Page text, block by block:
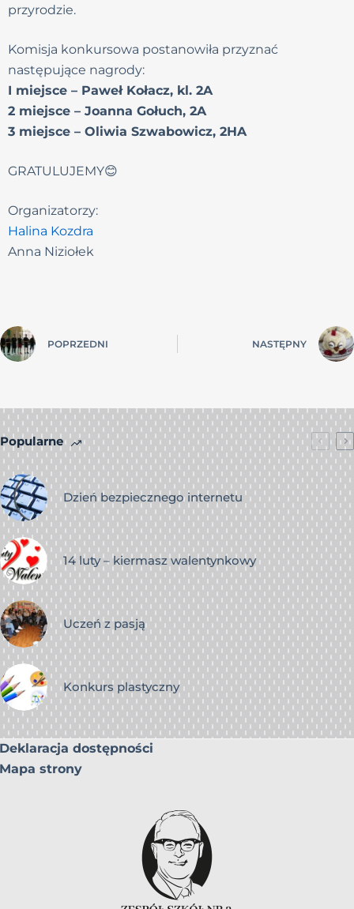
przyrodzie.
Komisja konkursowa postanowiła przyznać
następujące nagrody:
I miejsce – Paweł Kołacz, kl. 2A
2 miejsce – Joanna Gołuch, 2A
3 miejsce – Oliwia Szwabowicz, 2HA
GRATULUJEMY😊
Organizatorzy:
Halina Kozdra
Anna Niziołek
POPRZEDNI NASTĘPNY
Popularne
Dzień bezpiecznego internetu
14 luty – kiermasz walentynkowy
Uczeń z pasją
Konkurs plastyczny
Deklaracja dostępności
Mapa strony